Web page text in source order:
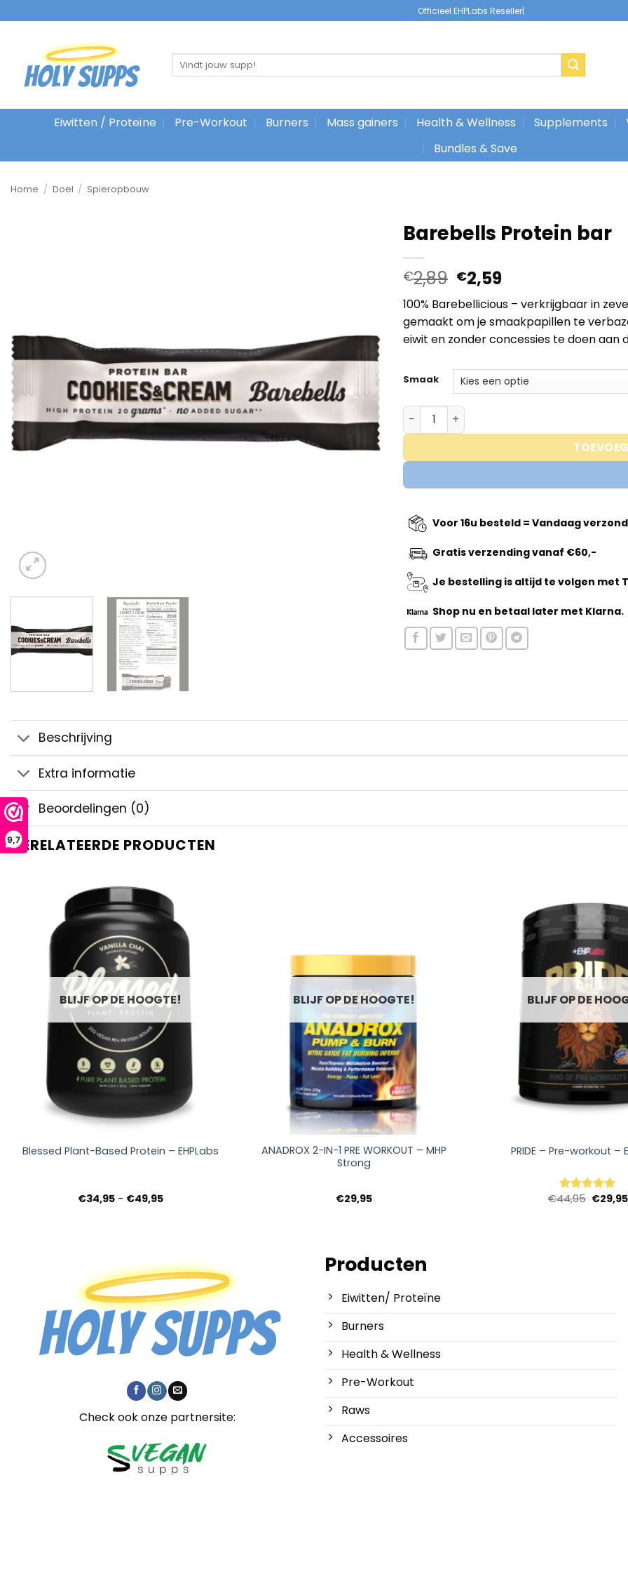
9,7
naar
Officieel EHPLabs Reseller|
Zoeken
Eiwitten / Proteïne Pre-Workout Burners Mass gainers Health & Wellness Supplements
Bundles & Save
Home / Doel / Spieropbouw
Barebells Protein bar
€2,89 Oorspronkelijke
prijs
was:
€2,89.
€2,59Huidige
is:
€2,59.
100% Barebellicious – verkrijgbaar in
gemaakt om je smaakpapillen te
eiwit en zonder concessies te doen aan
Smaak
Barebells Protein bar aantal
Voor 16u besteld = Vandaag
Gratis verzending vanaf €60,-
Je bestelling is altijd te volgen met
Shop nu en betaal later met Klarna.
Beschrijving
Extra informatie
Beoordelingen (0)
GERELATEERDE PRODUCTEN
BLIJF OP DE HOOGTE!
Blessed Plant-Based Protein – EHPLabs
€34,95 - €49,95Prijsklasse:
BLIJF OP DE HOOGTE!
ANADROX 2-IN-1 PRE WORKOUT – MHP
Strong
€29,95
BLIJF OP DE
PRIDE – Pre-workout –
Waardering
€44,95 €29,95
Check ook onze partnersite:
Producten
Eiwitten/ Proteïne
Burners
Health & Wellness
Pre-Workout
Raws
Accessoires